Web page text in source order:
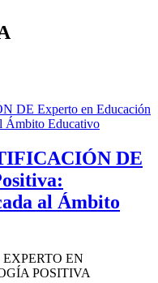
DE
al Ámbito
EN
POSITIVA